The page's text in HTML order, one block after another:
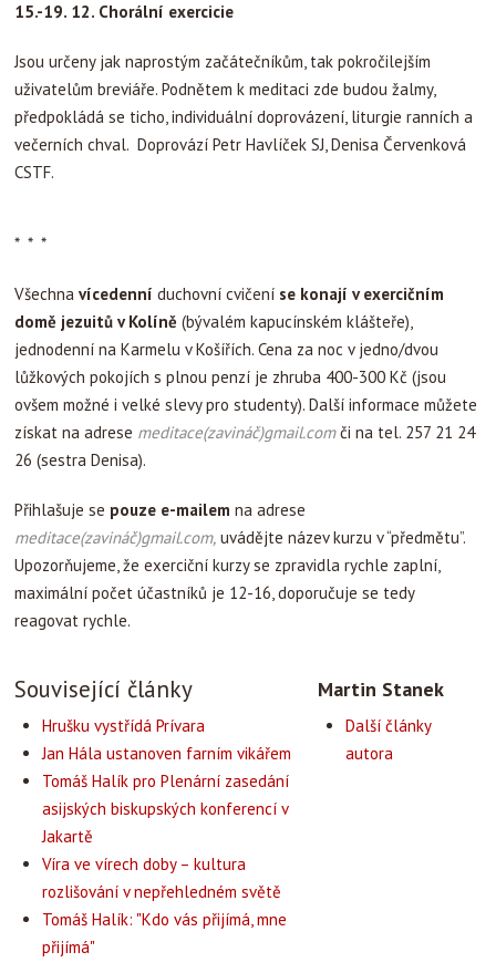
15.-19. 12. Chorální exercicie
Jsou určeny jak naprostým začátečníkům, tak pokročilejším
uživatelům breviáře. Podnětem k meditaci zde budou žalmy,
předpokládá se ticho, individuální doprovázení, liturgie ranních a
večerních chval. Doprovází Petr Havlíček SJ, Denisa Červenková
CSTF.
* * *
Všechna vícedenní duchovní cvičení se konají v exercičním
domě jezuitů v Kolíně (bývalém kapucínském klášteře),
jednodenní na Karmelu v Košířích. Cena za noc v jedno/dvou
lůžkových pokojích s plnou penzí je zhruba 400-300 Kč (jsou
ovšem možné i velké slevy pro studenty). Další informace můžete
získat na adrese meditace(zavináč)gmail.comči na tel. 257 21 24
26 (sestra Denisa).
Přihlašuje se pouze e-mailem na adrese
meditace(zavináč)gmail.com, uvádějte název kurzu v “předmětu”.
Upozorňujeme, že exerciční kurzy se zpravidla rychle zaplní,
maximální počet účastníků je 12-16, doporučuje se tedy
reagovat rychle.
Související články
Hrušku vystřídá Prívara
Jan Hála ustanoven farním vikářem
Tomáš Halík pro Plenární zasedání
asijských biskupských konferencí v
Jakartě
Víra ve vírech doby – kultura
rozlišování v nepřehledném světě
Tomáš Halík: "Kdo vás přijímá, mne
přijímá"
Martin Stanek
Další články
autora